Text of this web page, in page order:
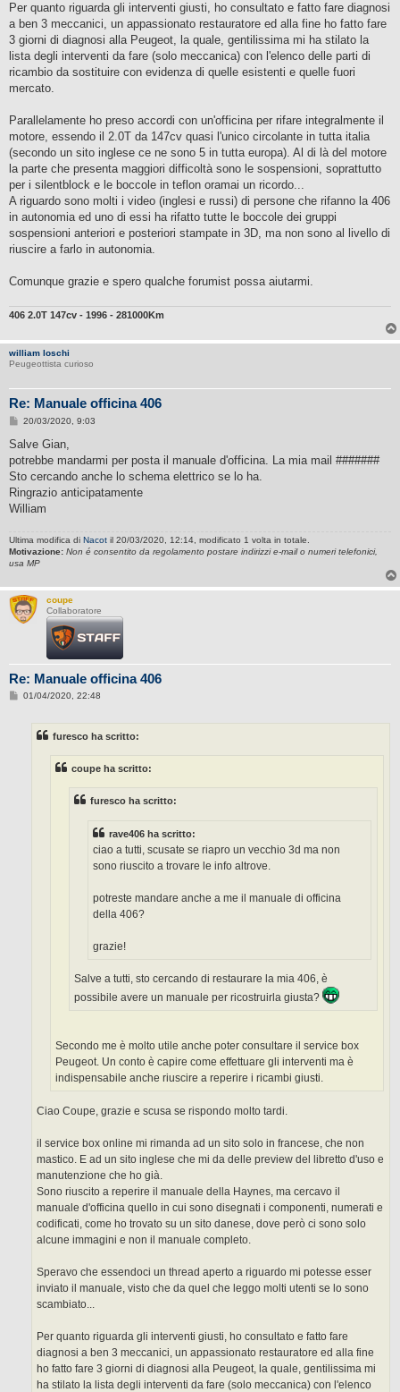
Per quanto riguarda gli interventi giusti, ho consultato e fatto fare diagnosi
a ben 3 meccanici, un appassionato restauratore ed alla fine ho fatto fare
3 giorni di diagnosi alla Peugeot, la quale, gentilissima mi ha stilato la
lista degli interventi da fare (solo meccanica) con l'elenco delle parti di
ricambio da sostituire con evidenza di quelle esistenti e quelle fuori
mercato.
Parallelamente ho preso accordi con un'officina per rifare integralmente il
motore, essendo il 2.0T da 147cv quasi l'unico circolante in tutta italia
(secondo un sito inglese ce ne sono 5 in tutta europa). Al di là del motore
la parte che presenta maggiori difficoltà sono le sospensioni, soprattutto
per i silentblock e le boccole in teflon oramai un ricordo...
A riguardo sono molti i video (inglesi e russi) di persone che rifanno la 406
in autonomia ed uno di essi ha rifatto tutte le boccole dei gruppi
sospensioni anteriori e posteriori stampate in 3D, ma non sono al livello di
riuscire a farlo in autonomia.
Comunque grazie e spero qualche forumist possa aiutarmi.
406 2.0T 147cv - 1996 - 281000Km
william loschi
Peugeottista curioso
Re: Manuale officina 406
M
s
a
g
i
o
20/03/2020, 9:03
Salve Gian,
potrebbe mandarmi per posta il manuale d'officina. La mia mail #######
Sto cercando anche lo schema elettrico se lo ha.
Ringrazio anticipatamente
William
Ultima modifica di Nacot il 20/03/2020, 12:14, modificato 1 volta in totale.
Motivazione: Non é consentito da regolamento postare indirizzi e-mail o numeri telefonici,
usa MP
coupe
Collaboratore
Re: Manuale officina 406
M01/04/2020, 22:48
furesco ha scritto:
coupe ha scritto:
furesco ha scritto:
rave406 ha scritto:
ciao a tutti, scusate se riapro un vecchio 3d ma non
sono riuscito a trovare le info altrove.
potreste mandare anche a me il manuale di officina
della 406?
grazie!
Salve a tutti, sto cercando di restaurare la mia 406, è
possibile avere un manuale per ricostruirla giusta?
Secondo me è molto utile anche poter consultare il service box
Peugeot. Un conto è capire come effettuare gli interventi ma è
indispensabile anche riuscire a reperire i ricambi giusti.
Ciao Coupe, grazie e scusa se rispondo molto tardi.
il service box online mi rimanda ad un sito solo in francese, che non
mastico. E ad un sito inglese che mi da delle preview del libretto d'uso e
manutenzione che ho già.
Sono riuscito a reperire il manuale della Haynes, ma cercavo il
manuale d'officina quello in cui sono disegnati i componenti, numerati e
codificati, come ho trovato su un sito danese, dove però ci sono solo
alcune immagini e non il manuale completo.
Speravo che essendoci un thread aperto a riguardo mi potesse esser
inviato il manuale, visto che da quel che leggo molti utenti se lo sono
scambiato...
Per quanto riguarda gli interventi giusti, ho consultato e fatto fare
diagnosi a ben 3 meccanici, un appassionato restauratore ed alla fine
ho fatto fare 3 giorni di diagnosi alla Peugeot, la quale, gentilissima mi
ha stilato la lista degli interventi da fare (solo meccanica) con l'elenco